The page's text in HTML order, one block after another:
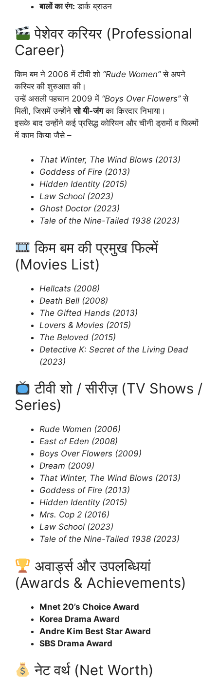
बालों का रंग: डार्क ब्राउन
पेशेवर करियर (Professional
Career)
किम बम ने 2006 में टीवी शो “Rude Women”से अपने
करियर की शुरुआत की।
उन्हें असली पहचान 2009 में “Boys Over Flowers”से
मिली, जिसमें उन्होंनेसो यी-जंगका किरदार निभाया।
इसके बाद उन्होंने कई प्रसिद्ध कोरियन और चीनी ड्रामों व फिल्मों
में काम किया जैसे –
That Winter, The Wind Blows (2013)
Goddess of Fire (2013)
Hidden Identity (2015)
Law School (2023)
Ghost Doctor (2023)
Tale of the Nine-Tailed 1938 (2023)
किम बम की प्रमुख फिल्में
(Movies List)
Hellcats (2008)
Death Bell (2008)
The Gifted Hands (2013)
Lovers & Movies (2015)
The Beloved (2015)
Detective K: Secret of the Living Dead
(2023)
टीवी शो / सीरीज़ (TV Shows /
Series)
Rude Women (2006)
East of Eden (2008)
Boys Over Flowers (2009)
Dream (2009)
That Winter, The Wind Blows (2013)
Goddess of Fire (2013)
Hidden Identity (2015)
Mrs. Cop 2 (2016)
Law School (2023)
Tale of the Nine-Tailed 1938 (2023)
अवार्ड्स और उपलब्धियां
(Awards & Achievements)
Mnet 20’s Choice Award
Korea Drama Award
Andre Kim Best Star Award
SBS Drama Award
नेट वर्थ (Net Worth)